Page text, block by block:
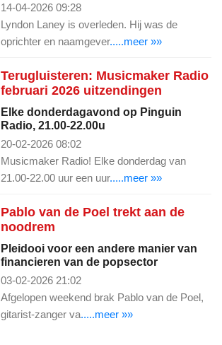
14-04-2026 09:28
Lyndon Laney is overleden. Hij was de
oprichter en naamgever.....meer »»
Terugluisteren: Musicmaker Radio
februari 2026 uitzendingen
Elke donderdagavond op Pinguin
Radio, 21.00-22.00u
20-02-2026 08:02
Musicmaker Radio! Elke donderdag van
21.00-22.00 uur een uur.....meer »»
Pablo van de Poel trekt aan de
noodrem
Pleidooi voor een andere manier van
financieren van de popsector
03-02-2026 21:02
Afgelopen weekend brak Pablo van de Poel,
gitarist-zanger va.....meer »»